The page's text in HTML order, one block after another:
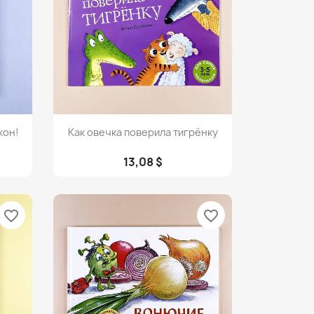
Просмотр
Как овечка поверила тигрёнку
13,08 $
favorite_border favorite_border